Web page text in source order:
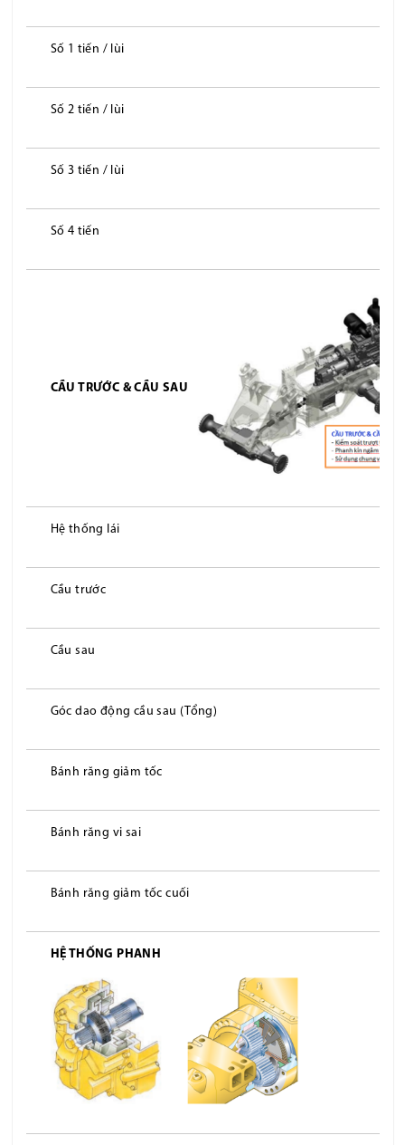
Số 1 tiến / lùi
Số 2 tiến / lùi
Số 3 tiến / lùi
Số 4 tiến
CẦU TRƯỚC & CẦU SAU
Hệ thống lái
Cầu trước
Cầu sau
Góc dao động cầu sau (Tổng)
Bánh răng giảm tốc
Bánh răng vi sai
Bánh răng giảm tốc cuối
HỆ THỐNG PHANH